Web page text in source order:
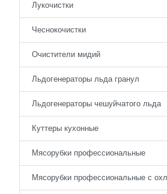
Лукочистки
Чеснокочистки
Очистители мидий
Льдогенераторы льда гранул
Льдогенераторы чешуйчатого льда
Куттеры кухонные
Мясорубки профессиональные
Мясорубки профессиональные с